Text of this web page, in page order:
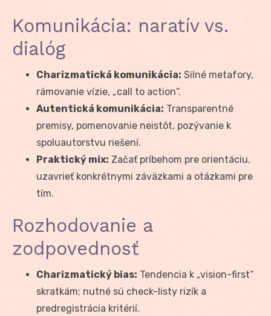
Komunikácia: naratív vs.
dialóg
Charizmatická komunikácia: Silné metafory,
rámovanie vízie, „call to action“.
Autentická komunikácia: Transparentné
premisy, pomenovanie neistôt, pozývanie k
spoluautorstvu riešení.
Praktický mix: Začať príbehom pre orientáciu,
uzavrieť konkrétnymi záväzkami a otázkami pre
tím.
Rozhodovanie a
zodpovednosť
Charizmatický bias: Tendencia k „vision-first“
skratkám; nutné sú check-listy rizík a
predregistrácia kritérií.